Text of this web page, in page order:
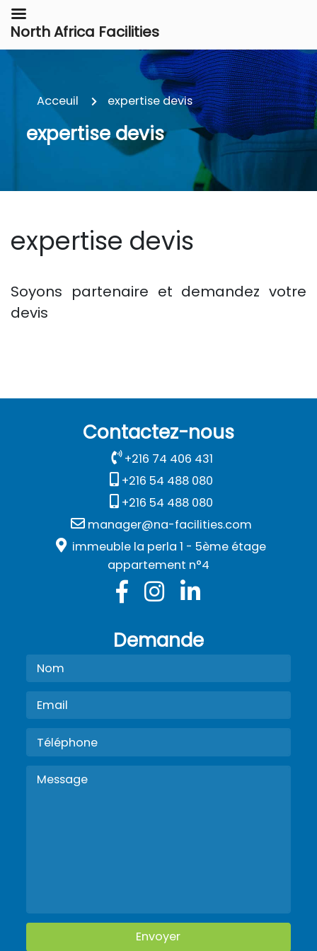
Acceuil expertise devis
expertise devis
expertise devis
Soyons partenaire et demandez votre
devis
Contactez-nous
+216 74 406 431
+216 54 488 080
+216 54 488 080
manager@na-facilities.com
immeuble la perla 1 - 5ème étage
appartement n°4
Demande
North Africa Facilities